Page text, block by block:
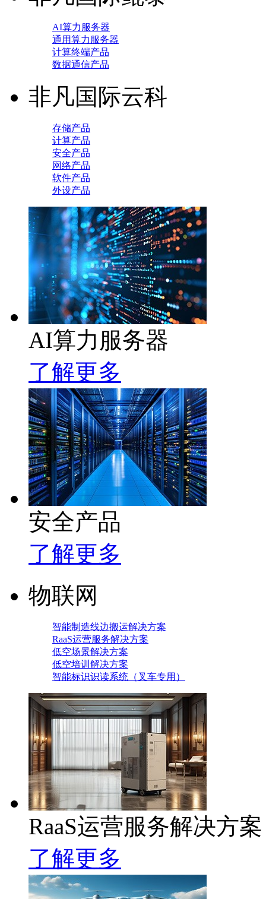
AI算力服务器
通用算力服务器
计算终端产品
数据通信产品
非凡国际云科
存储产品
计算产品
安全产品
网络产品
软件产品
外设产品
AI算力服务器
了解更多
安全产品
了解更多
物联网
智能制造线边搬运解决方案
RaaS运营服务解决方案
低空场景解决方案
低空培训解决方案
智能标识识读系统（叉车专用）
RaaS运营服务解决方案
了解更多